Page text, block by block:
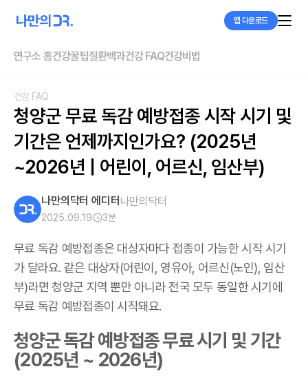
앱 다운로드
연구소 홈건강꿀팁질환백과건강 FAQ건강비법
건강 FAQ
청양군 무료 독감 예방접종 시작 시기 및
기간은 언제까지인가요? (2025년
~2026년 | 어린이, 어르신, 임산부)
나만의닥터 에디터 나만의닥터
2025.09.19 3분
무료 독감 예방접종은 대상자마다 접종이 가능한 시작 시기
가 달라요. 같은 대상자(어린이, 영유아, 어르신(노인), 임산
부)라면 청양군 지역 뿐만 아니라 전국 모두 동일한 시기에
무료 독감 예방접종이 시작돼요.
청양군 독감 예방접종 무료 시기 및 기간
(2025년 ~ 2026년)